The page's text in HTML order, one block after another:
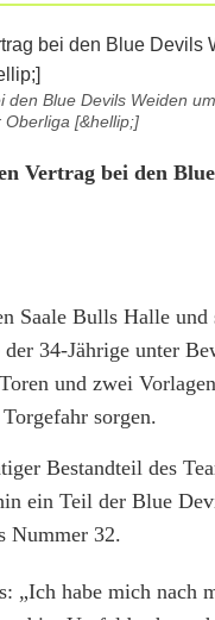
Blue Devils Weiden
[&hellip;]
Vertrag bei den
Saale Bulls Halle und
34-Jährige unter
und zwei
sorgen.
Bestandteil des
ein Teil der Blue
Nummer 32.
„Ich habe mich nach